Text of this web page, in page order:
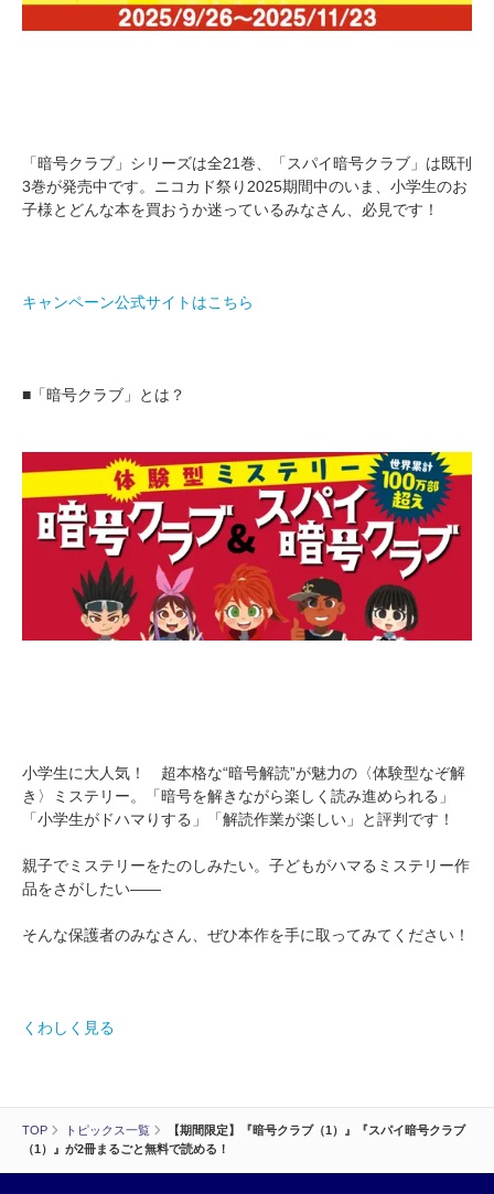
TOP トピックス一覧
【期間限定】『暗号クラブ（1）』『スパイ暗号クラブ
（1）』が2冊まるごと無料で読める！
「暗号クラブ」シリーズは全21巻、「スパイ暗号クラブ」は既刊
3巻が発売中です。ニコカド祭り2025期間中のいま、小学生のお
子様とどんな本を買おうか迷っているみなさん、必見です！
キャンペーン公式サイトはこちら
■「暗号クラブ」とは？
小学生に大人気！ 超本格な“暗号解読”が魅力の〈体験型なぞ解
き〉ミステリー。「暗号を解きながら楽しく読み進められる」
「小学生がドハマりする」「解読作業が楽しい」と評判です！
親子でミステリーをたのしみたい。子どもがハマるミステリー作
品をさがしたい――
そんな保護者のみなさん、ぜひ本作を手に取ってみてください！
くわしく見る